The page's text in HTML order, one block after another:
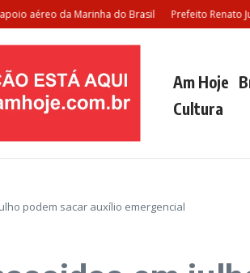
da Marinha do Brasil Prefeito Renato Junior
Am Hoje
Cultura
podem sacar auxílio emergencial